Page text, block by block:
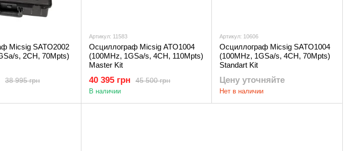
Micsig SATO2002
s, 2CH, 70Mpts)
38 995 грн
Артикул: 11583
Осциллограф Micsig ATO1004
(100MHz, 1GSa/s, 4CH, 110Mpts)
Master Kit
45 500 грн
40 395 грн
В наличии
Артикул: 10606
Осциллограф Micsig SATO1004
(100MHz, 1GSa/s, 4CH, 70Mpts)
Standart Kit
Цену уточняйте
Нет в наличии